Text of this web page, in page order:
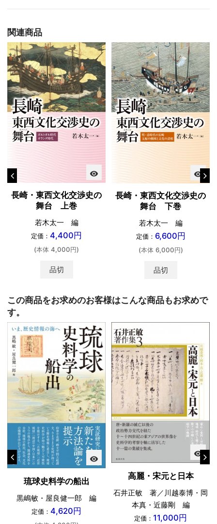
関連商品
visibility
長崎・東西文化交渉史の
舞台 上巻
若木太一 編
定価： 4,400円
(本体 4,000円)
品切
visibility
長崎・東西文化交渉史の
舞台 下巻
若木太一 編
定価： 6,600円
(本体 6,000円)
品切
この商品をお求めのお客様はこんな商品もお求めで
す。
visibility
琉球史料学の船出
黒嶋敏・屋良健一郎 編
定価： 4,620円
visibility
高麗・宋元と日本
石井正敏 著／川越泰博・岡
本真・近藤剛 編
定価： 11,000円